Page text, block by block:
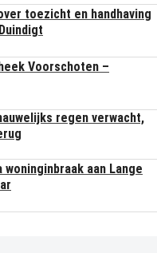
toezicht en handhaving
Voorschoten –
regen verwacht,
aan Lange